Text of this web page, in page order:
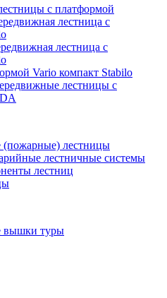
с платформой
лестница с
лестница с
Vario компакт Stabilo
лестницы с
лестницы
лестничные системы
лестниц
вышки туры